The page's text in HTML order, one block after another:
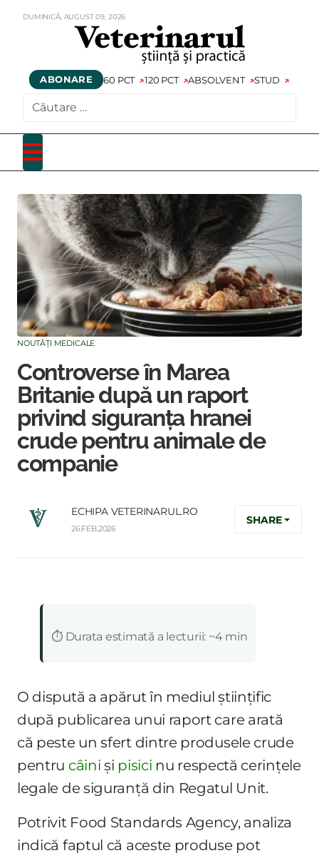
DUMINICĂ, AUGUST09, 2026
ABONARE 60 PCT 120 PCT ABSOLVENT STUD
NOUTĂȚI MEDICALE
Controverse în Marea
Britanie după un raport
privind siguranța hranei
crude pentru animale de
companie
ECHIPA VETERINARUL.RO
26.FEB.2026
SHARE
⏱️ Durata estimată a lecturii: ~4 min
O dispută a apărut în mediul științific
după publicarea unui raport care arată
că peste un sfert dintre produsele crude
pentru câini și pisici nu respectă cerințele
legale de siguranță din Regatul Unit.
Potrivit Food Standards Agency, analiza
indică faptul că aceste produse pot